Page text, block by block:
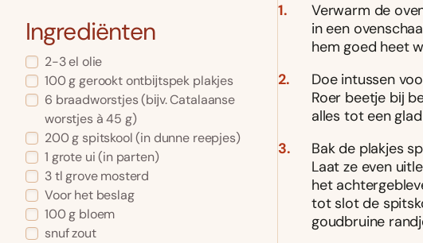
Ingrediënten
2-3 el olie
100 g gerookt ontbĳtspek plakjes
6 braadworstjes (bĳv. Catalaanse
worstjes à 45 g)
200 g spitskool (in dunne reepjes)
1 grote ui (in parten)
3 tl grove mosterd
Voor het beslag
100 g bloem
snuf zout
Verwarm de
in een
hem goed heet
Doe intussen
Roer beetje bĳ
alles tot een
Bak de plakjes
Laat ze even
het
tot slot de
goudbruine